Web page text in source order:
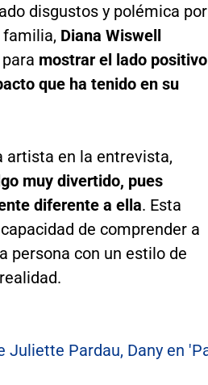
disgustos y polémica por
Diana Wiswell
para mostrar el lado positivo
que ha tenido en su
artista en la entrevista,
muy divertido, pues
diferente a ella. Esta
de comprender a
persona con un estilo de
Juliette Pardau, Dany en